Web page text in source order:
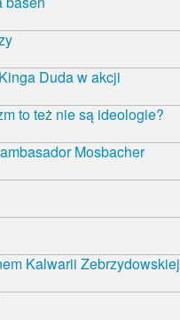
Duda w akcji
to też nie są ideologie?
Mosbacher
Kalwarii Zebrzydowskiej